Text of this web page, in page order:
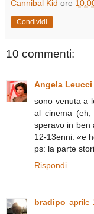
Cannibal Kid ore
Condividi
10 commenti:
Angela Leucci
sono venuta a
al cinema (eh,
speravo in ben
12-13enni. «e
ps: la parte
Rispondi
bradipo aprile